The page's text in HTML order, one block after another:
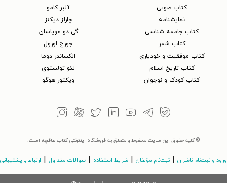
کتاب‌ صوتی
نمایشنامه
کتاب جامعه شناسی
کتاب شعر
کتاب موفقیت و خودیاری
کتاب تاریخ اسلام
کتاب کودک و نوجوان
آلبر کامو
چارلز دیکنز
گی دو موپاسان
جورج اورول
الکساندر دوما
لئو تولستوی
ویکتور هوگو
© کلیه حقوق این سایت محفوظ و متعلق به فروشگاه اینترنتی کتاب طاقچه است.
ورود و ثبت‌نام ناشران ثبت‌نام مؤلفان شرایط استفاده سوالات متداول ارتباط با پشتیبانی